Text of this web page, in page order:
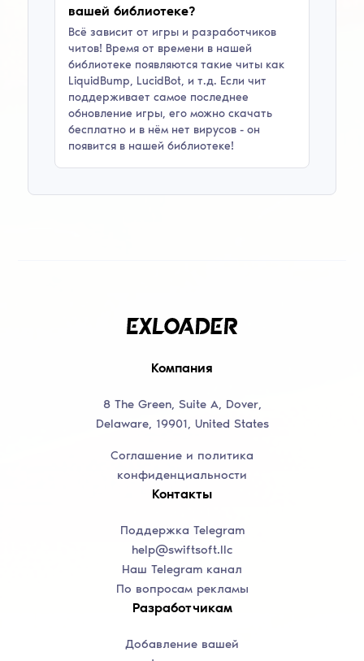
вашей библиотеке?
Всё зависит от игры и разработчиков
читов! Время от времени в нашей
библиотеке появляются такие читы как
LiquidBump, LucidBot, и т.д. Если чит
поддерживает самое последнее
обновление игры, его можно скачать
бесплатно и в нём нет вирусов - он
появится в нашей библиотеке!
Компания
8 The Green, Suite A, Dover,
Delaware, 19901, United States
Соглашение и политика
конфиденциальности
Контакты
Поддержка Telegram
help@swiftsoft.llc
Наш Telegram канал
По вопросам рекламы
Разработчикам
Добавление вашей